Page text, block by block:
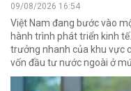
09/08/2026 16:54
Việt Nam đang bước vào
hành trình phát triển kinh
trưởng nhanh của khu vực
vốn đầu tư nước ngoài ở